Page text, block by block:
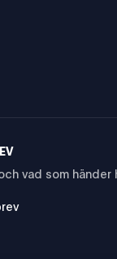
hållbara IT-
globala
vad som händer